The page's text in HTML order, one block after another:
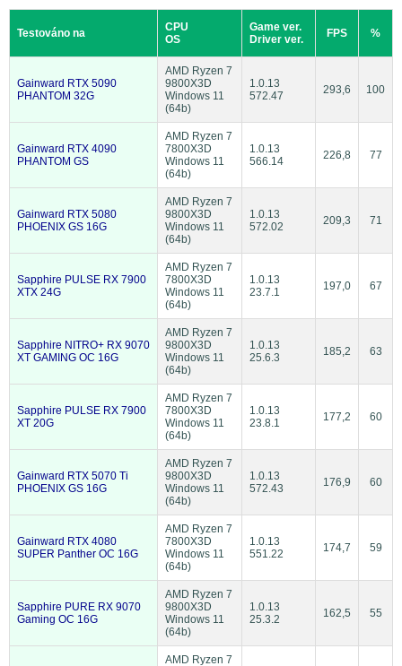
Testováno na
CPU
OS
Game ver.
Driver ver.
FPS %
Gainward RTX 5090
PHANTOM 32G
AMD Ryzen 7
9800X3D
Windows 11
(64b)
1.0.13
572.47
293,6 100
Gainward RTX 4090
PHANTOM GS
AMD Ryzen 7
7800X3D
Windows 11
(64b)
1.0.13
566.14
226,8 77
Gainward RTX 5080
PHOENIX GS 16G
AMD Ryzen 7
9800X3D
Windows 11
(64b)
1.0.13
572.02
209,3 71
Sapphire PULSE RX 7900
XTX 24G
AMD Ryzen 7
7800X3D
Windows 11
(64b)
1.0.13
23.7.1
197,0 67
Sapphire NITRO+ RX 9070
XT GAMING OC 16G
AMD Ryzen 7
9800X3D
Windows 11
(64b)
1.0.13
25.6.3
185,2 63
Sapphire PULSE RX 7900
XT 20G
AMD Ryzen 7
7800X3D
Windows 11
(64b)
1.0.13
23.8.1
177,2 60
Gainward RTX 5070 Ti
PHOENIX GS 16G
AMD Ryzen 7
9800X3D
Windows 11
(64b)
1.0.13
572.43
176,9 60
Gainward RTX 4080
SUPER Panther OC 16G
AMD Ryzen 7
7800X3D
Windows 11
(64b)
1.0.13
551.22
174,7 59
Sapphire PURE RX 9070
Gaming OC 16G
AMD Ryzen 7
9800X3D
Windows 11
(64b)
1.0.13
25.3.2
162,5 55
AMD Ryzen 7